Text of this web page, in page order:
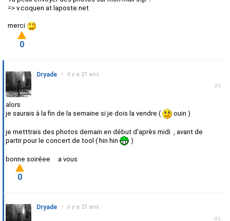
=> v.coquen at laposte.net
merci
0
#5
Dryade • il y a 21 ans
alors
je saurais à la fin de la semaine si je dois la vendre (
ouin )
je metttrais des photos demain en début d'après midi , avant de
partir pour le concert de tool ( hin hin
)
bonne soiréee a vous
0
#6
Dryade • il y a 21 ans